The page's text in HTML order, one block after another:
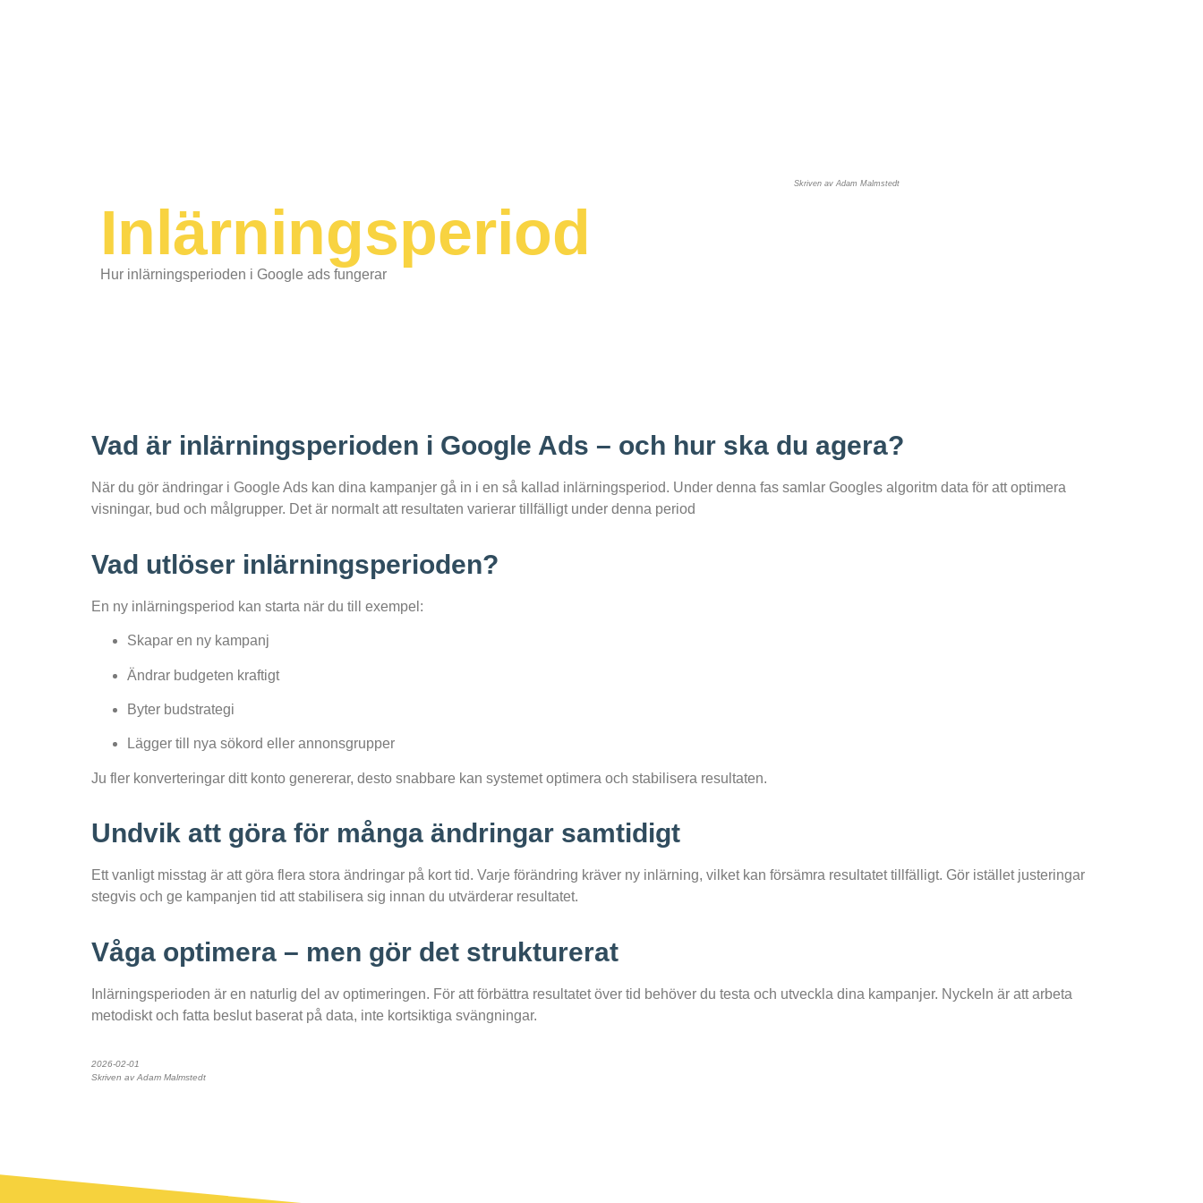
Inlärningsperiod
Hur inlärningsperioden i Google ads fungerar
Skriven av Adam Malmstedt
Vad är inlärningsperioden i Google Ads – och hur ska du agera?
När du gör ändringar i Google Ads kan dina kampanjer gå in i en så kallad inlärningsperiod. Under denna fas samlar Googles algoritm data för att optimera
visningar, bud och målgrupper. Det är normalt att resultaten varierar tillfälligt under denna period
Vad utlöser inlärningsperioden?
En ny inlärningsperiod kan starta när du till exempel:
Skapar en ny kampanj
Ändrar budgeten kraftigt
Byter budstrategi
Lägger till nya sökord eller annonsgrupper
Ju fler konverteringar ditt konto genererar, desto snabbare kan systemet optimera och stabilisera resultaten.
Undvik att göra för många ändringar samtidigt
Ett vanligt misstag är att göra flera stora ändringar på kort tid. Varje förändring kräver ny inlärning, vilket kan försämra resultatet tillfälligt. Gör istället justeringar
stegvis och ge kampanjen tid att stabilisera sig innan du utvärderar resultatet.
Våga optimera – men gör det strukturerat
Inlärningsperioden är en naturlig del av optimeringen. För att förbättra resultatet över tid behöver du testa och utveckla dina kampanjer. Nyckeln är att arbeta
metodiskt och fatta beslut baserat på data, inte kortsiktiga svängningar.
2026-02-01
Skriven av Adam Malmstedt